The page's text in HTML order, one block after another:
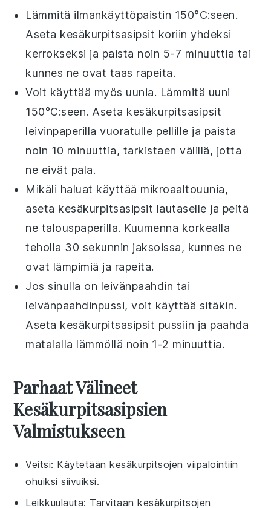
Lämmitä ilmankäyttöpaistin 150°C:seen.
Aseta kesäkurpitsasipsit koriin yhdeksi
kerrokseksi ja paista noin 5-7 minuuttia tai
kunnes ne ovat taas rapeita.
Voit käyttää myös uunia. Lämmitä uuni
150°C:seen. Aseta kesäkurpitsasipsit
leivinpaperilla vuoratulle pellille ja paista
noin 10 minuuttia, tarkistaen välillä, jotta
ne eivät pala.
Mikäli haluat käyttää mikroaaltouunia,
aseta kesäkurpitsasipsit lautaselle ja peitä
ne talouspaperilla. Kuumenna korkealla
teholla 30 sekunnin jaksoissa, kunnes ne
ovat lämpimiä ja rapeita.
Jos sinulla on leivänpaahdin tai
leivänpaahdinpussi, voit käyttää sitäkin.
Aseta kesäkurpitsasipsit pussiin ja paahda
matalalla lämmöllä noin 1-2 minuuttia.
Parhaat Välineet
Kesäkurpitsasipsien
Valmistukseen
Veitsi: Käytetään kesäkurpitsojen viipalointiin
ohuiksi siivuiksi.
Leikkuulauta: Tarvitaan kesäkurpitsojen